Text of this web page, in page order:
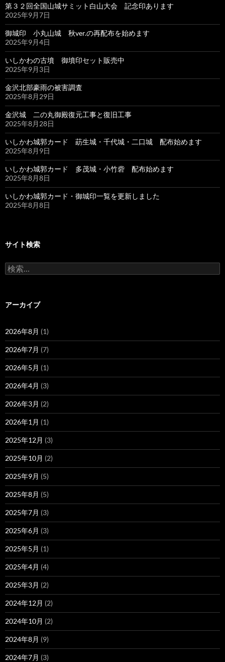
第３２回全国山城サミット白山大会 記念印あります
2025年9月7日
御城印 小丸山城 秋ver.の再配布を始めます
2025年9月4日
いしかわの古墳 御墳印セット販売中
2025年9月3日
金沢北部豪雨の被害調査
2025年8月29日
金沢城 二の丸御殿復元工事と復旧工事
2025年8月28日
いしかわ城郭カード 莇生城・千代城・二口城 配布始めます
2025年8月9日
いしかわ城郭カード 多茂城・小竹砦 配布始めます
2025年8月8日
いしかわ城郭カード・御城印一覧を更新しました
2025年8月8日
サイト検索
検
索:
アーカイブ
2026年8月 (1)
2026年7月 (7)
2026年5月 (1)
2026年4月 (3)
2026年3月 (2)
2026年1月 (1)
2025年12月 (3)
2025年10月 (2)
2025年9月 (5)
2025年8月 (5)
2025年7月 (3)
2025年6月 (3)
2025年5月 (1)
2025年4月 (4)
2025年3月 (2)
2024年12月 (2)
2024年10月 (2)
2024年8月 (9)
2024年7月 (3)